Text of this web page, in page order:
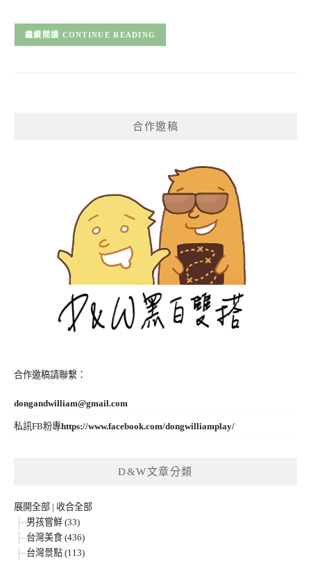
CONTINUE READING
合作邀稿
合作邀稿請聯繫：
dongandwilliam@gmail.com
私訊FB粉專https://www.facebook.com/dongwilliamplay/
D&W文章分類
展開全部 | 收合全部
男孩嘗鮮 (33)
台灣美食 (436)
台灣景點 (113)